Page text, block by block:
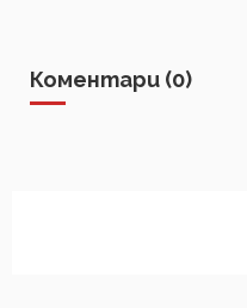
Коментари (0)